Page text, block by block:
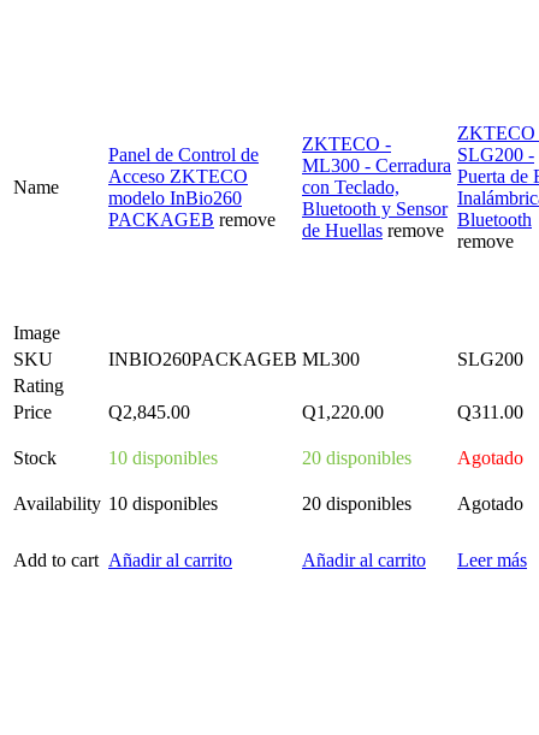
Name
Panel de Control de
Acceso ZKTECO
modelo InBio260
PACKAGEB remove
ZKTECO -
ML300 - Cerradura
con Teclado,
Bluetooth y Sensor
de Huellas remove
ZKTECO
SLG200 -
Puerta de
Bluetooth
remove
Image
SKU
INBIO260PACKAGEB ML300
SLG200
Rating
Price
Q2,845.00 Q1,220.00 Q311.00
Stock 10 disponibles 20 disponibles Agotado
Availability 10 disponibles 20 disponibles Agotado
Add to cart Añadir al carrito Añadir al carrito Leer más